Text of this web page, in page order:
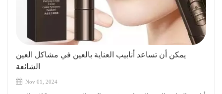
يمكن أن تساعد أنابيب العناية بالعين في مشاكل العين
الشائعة
Nov 01, 2024